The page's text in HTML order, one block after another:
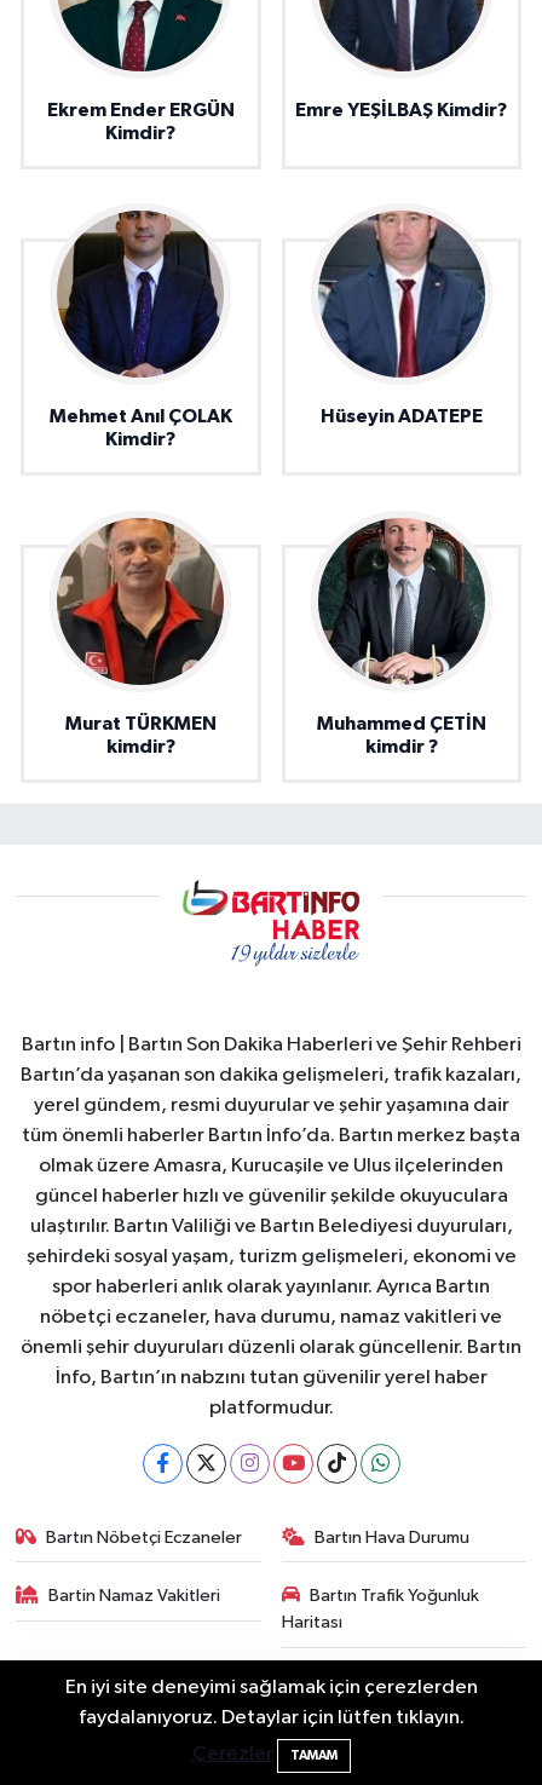
Ekrem Ender ERGÜN
Kimdir?
Emre YEŞİLBAŞ Kimdir?
Mehmet Anıl ÇOLAK
Kimdir?
Hüseyin ADATEPE
Murat TÜRKMEN
kimdir?
Muhammed ÇETİN
kimdir ?
Bartın info | Bartın Son Dakika Haberleri ve Şehir Rehberi
Bartın’da yaşanan son dakika gelişmeleri, trafik kazaları,
yerel gündem, resmi duyurular ve şehir yaşamına dair
tüm önemli haberler Bartın İnfo’da. Bartın merkez başta
olmak üzere Amasra, Kurucaşile ve Ulus ilçelerinden
güncel haberler hızlı ve güvenilir şekilde okuyuculara
ulaştırılır. Bartın Valiliği ve Bartın Belediyesi duyuruları,
şehirdeki sosyal yaşam, turizm gelişmeleri, ekonomi ve
spor haberleri anlık olarak yayınlanır. Ayrıca Bartın
nöbetçi eczaneler, hava durumu, namaz vakitleri ve
önemli şehir duyuruları düzenli olarak güncellenir. Bartın
İnfo, Bartın’ın nabzını tutan güvenilir yerel haber
platformudur.
Bartın Nöbetçi Eczaneler Bartın Hava Durumu
Bartin Namaz Vakitleri
Bartın Trafik Yoğunluk
Haritası
Puan Durumu ve Fikstür Tüm Manşetler
Haber Arşivi
En iyi site deneyimi sağlamak için çerezlerden
faydalanıyoruz. Detaylar için lütfen tıklayın.
Çerezler
TAMAM
Elektrik arızasını onanırken akıma kapılan